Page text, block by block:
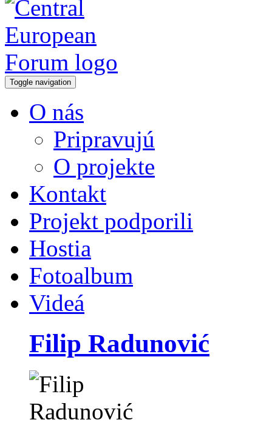
Toggle navigation
O nás
Pripravujú
O projekte
Kontakt
Projekt podporili
Hostia
Fotoalbum
Videá
Filip Radunović